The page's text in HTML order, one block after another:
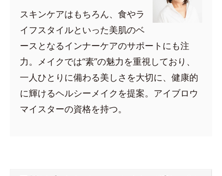
スキンケアはもちろん、食やラ
イフスタイルといった美肌のベ
ースとなるインナーケアのサポートにも注
力。メイクでは“素”の魅力を重視しており、
一人ひとりに備わる美しさを大切に、健康的
に輝けるヘルシーメイクを提案。アイブロウ
マイスターの資格を持つ。